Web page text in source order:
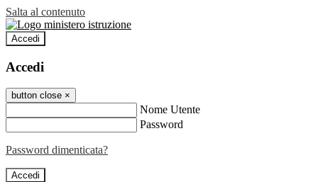
Salta al contenuto
Accedi
Accedi
button close ×
Nome Utente
Password
Password dimenticata?